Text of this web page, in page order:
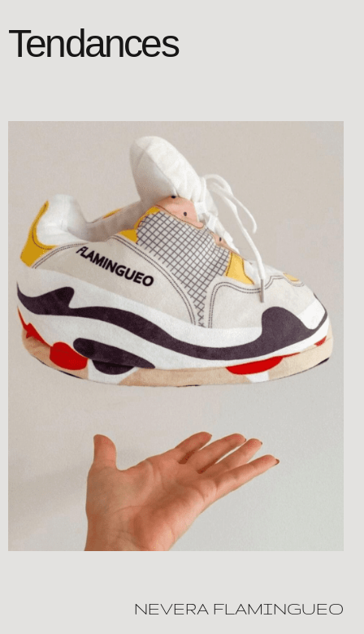
Tendances
NEVERA FLAMINGUEO